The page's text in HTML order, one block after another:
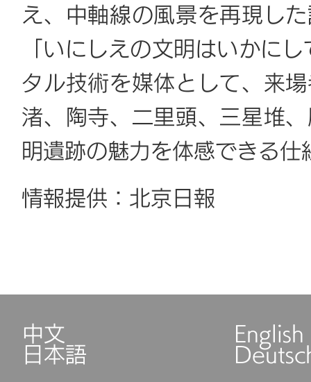
え、中軸線の風景を再現し
「いにしえの文明はいかに
タル技術を媒体として、来
渚、陶寺、二里頭、三星堆
明遺跡の魅力を体感できる
情報提供：北京日報
中文 English
日本語